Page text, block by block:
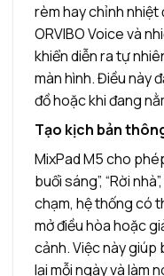
rèm hay chỉnh nhiệt
ORVIBO Voice và
khiển diễn ra tự
màn hình. Điều này
đồ hoặc khi đang
Tạo kịch bản
MixPad M5 cho
buổi sáng”, “Rời
chạm, hệ thống có
mở điều hòa hoặc
cảnh. Việc này giúp
lại mỗi ngày và làm